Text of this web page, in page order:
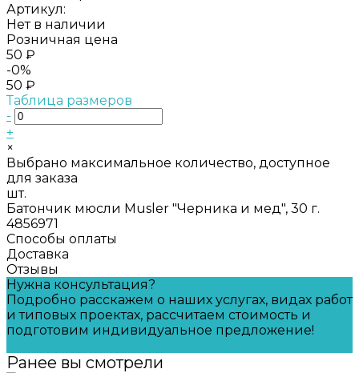
Артикул:
Нет в наличии
Розничная цена
50 ₽
-0%
50 ₽
Таблица размеров
-
+
×
Выбрано максимальное количество, доступное
для заказа
шт.
Батончик мюсли Musler "Черника и мед", 30 г.
4856971
Способы оплаты
Доставка
Отзывы
Нужна консультация?
Подробно расскажем о наших услугах, видах работ
и типовых проектах, рассчитаем стоимость и
подготовим индивидуальное предложение!
Ранее вы смотрели